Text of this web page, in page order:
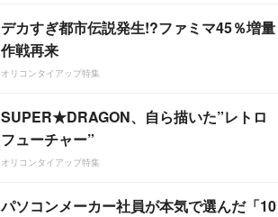
デカすぎ都市伝説発生!?ファミマ45％増量
作戦再来
オリコンタイアップ特集
SUPER★DRAGON、自ら描いた”レトロ
フューチャー”
オリコンタイアップ特集
パソコンメーカー社員が本気で選んだ「10